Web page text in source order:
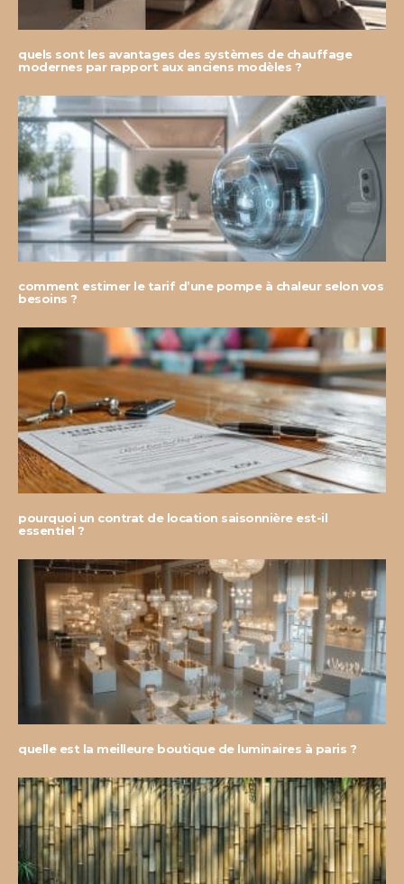
quels sont les avantages des systèmes de chauffage
modernes par rapport aux anciens modèles ?
comment estimer le tarif d’une pompe à chaleur selon vos
besoins ?
pourquoi un contrat de location saisonnière est-il
essentiel ?
quelle est la meilleure boutique de luminaires à paris ?